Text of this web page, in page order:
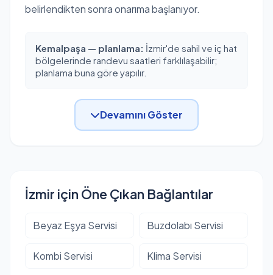
belirlendikten sonra onarıma başlanıyor.
Kemalpaşa — planlama: İzmir'de sahil ve iç hat
bölgelerinde randevu saatleri farklılaşabilir;
planlama buna göre yapılır.
Devamını Göster
İzmir için Öne Çıkan Bağlantılar
Beyaz Eşya Servisi Buzdolabı Servisi
Kombi Servisi Klima Servisi